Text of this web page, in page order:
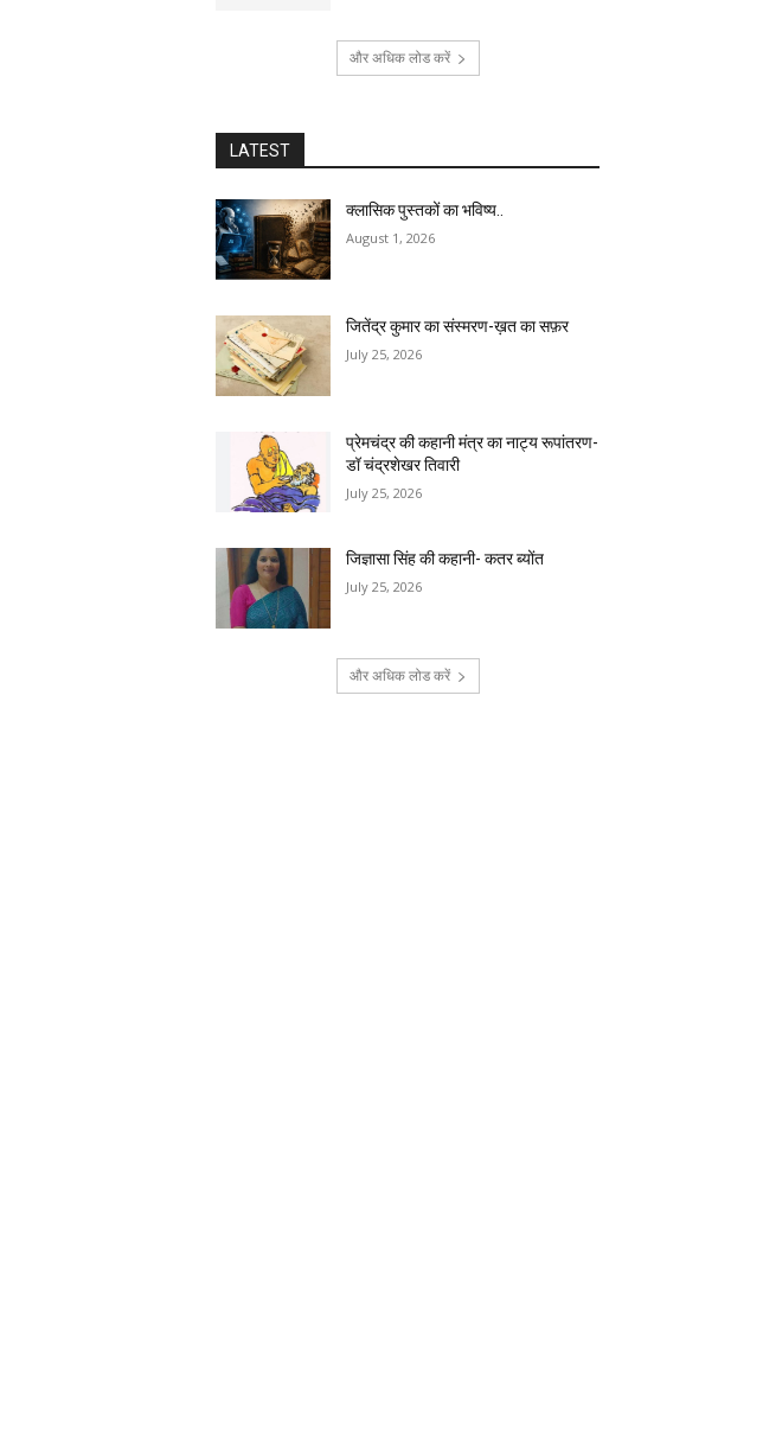
और अधिक लोड करें
LATEST
क्लासिक पुस्तकों का भविष्य..
August 1, 2026
जितेंद्र कुमार का संस्मरण-ख़त का सफ़र
July 25, 2026
प्रेमचंद्र की कहानी मंत्र का नाट्य रूपांतरण-
डॉ चंद्रशेखर तिवारी
July 25, 2026
जिज्ञासा सिंह की कहानी- कतर ब्योंत
July 25, 2026
और अधिक लोड करें